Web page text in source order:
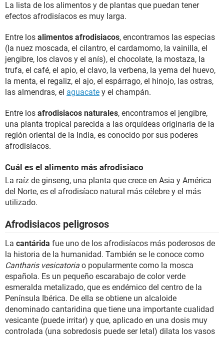
La lista de los alimentos y de plantas que puedan tener
efectos afrodisíacos es muy larga.
Entre los alimentos afrodisiacos, encontramos las especias
(la nuez moscada, el cilantro, el cardamomo, la vainilla, el
jengibre, los clavos y el anís), el chocolate, la mostaza, la
trufa, el café, el apio, el clavo, la verbena, la yema del huevo,
la menta, el regaliz, el ajo, el espárrago, el hinojo, las ostras,
las almendras, el aguacate y el champán.
Entre los afrodisiacos naturales, encontramos el jengibre,
una planta tropical parecida a las orquídeas originaria de la
región oriental de la India, es conocido por sus poderes
afrodisíacos.
Cuál es el alimento más afrodisiaco
La raíz de ginseng, una planta que crece en Asia y América
del Norte, es el afrodisíaco natural más célebre y el más
utilizado.
Afrodisiacos peligrosos
La cantárida fue uno de los afrodisíacos más poderosos de
la historia de la humanidad. También se le conoce como
Cantharis vesicatoria o popularmente como la mosca
española. Es un pequeño escarabajo de color verde
esmeralda metalizado, que es endémico del centro de la
Península Ibérica. De ella se obtiene un alcaloide
denominado cantaridina que tiene una importante cualidad
vesicante (puede irritar) y que, aplicado en una dosis muy
controlada (una sobredosis puede ser letal) dilata los vasos